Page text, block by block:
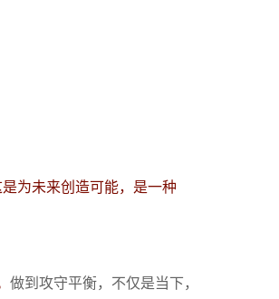
为未来创造可能，是一种
做到攻守平衡，不仅是当下，